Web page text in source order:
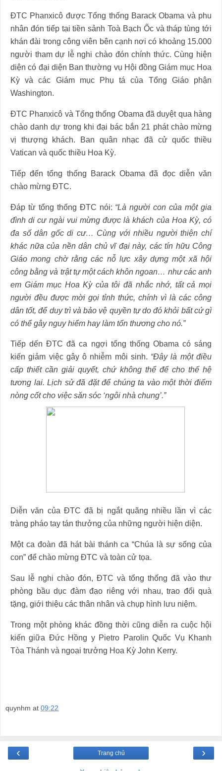
ĐTC Phanxicô được Tổng thống Barack Obama và phu
nhân đón tiếp tại tiền sảnh Toà Bạch Ốc và tháp tùng tới
khán đài trong công viên bên cạnh nơi có khoảng 15.000
người tham dự lễ nghi chào đón chính thức. Cùng hiện
diện có đại diện Ban thường vụ Hội đồng Giám mục Hoa
Kỳ và các Giám mục Phụ tá của Tổng Giáo phận
Washington.
ĐTC Phanxicô và Tổng thống Obama đã duyệt qua hàng
chào danh dự trong khi đại bác bắn 21 phát chào mừng
vị thượng khách. Ban quân nhạc đã cử quốc thiều
Vatican và quốc thiều Hoa Kỳ.
Tiếp đến tổng thống Barack Obama đã đọc diễn văn
chào mừng ĐTC.
Đáp từ tổng thống ĐTC nói: “Là người con của một gia
đình di cư ngài vui mừng được là khách của Hoa Kỳ, có
đa số dân gốc di cư… Cùng với nhiều người thiện chí
khác nữa của nền dân chủ vĩ đại này, các tín hữu Công
Giáo mong chờ rằng các nỗ lực xây dựng một xã hội
công bằng và trật tự một cách khôn ngoan… như các anh
em Giám mục Hoa Kỳ của tôi đã nhắc nhớ, tất cả mọi
người đều được mời gọi tỉnh thức, chính vì là các công
dân tốt, để duy trì và bảo vệ quyền tự do đó khỏi bất cứ gì
có thể gây nguy hiểm hay làm tổn thương cho nó.”
Tiếp dến ĐTC đã ca ngợi tổng thống Obama có sáng
kiến giảm việc gây ô nhiễm môi sinh. “Đây là một điều
cấp thiết cần giải quyết, chứ không thể để cho thế hệ
tương lai. Lịch sử đã đặt để chúng ta vào một thời điểm
nòng cốt cho việc săn sóc ‘ngôi nhà chung’.”
Diễn văn của ĐTC đã bị ngắt quãng nhiều lần vì các
tràng pháo tay tán thưởng của những người hiện diện.
Một ca đoàn đã hát bài thánh ca “Chúa là sự sống của
con” để chào mừng ĐTC và toàn cử tọa.
Sau lễ nghi chào đón, ĐTC và tổng thống đã vào thư
phòng bầu dục đàm đạo riêng với nhau, trao đổi quà
tặng, giới thiệu các thân nhân và chụp hình lưu niệm.
Trong một phòng khác đồng thời cũng diễn ra cuộc hội
kiến giữa Đức Hồng y Pietro Parolin Quốc Vụ Khanh
Tòa Thánh và ngoại trưởng Hoa Kỳ John Kerry.
quynhm at 09:22
‹ ›
Trang chủ